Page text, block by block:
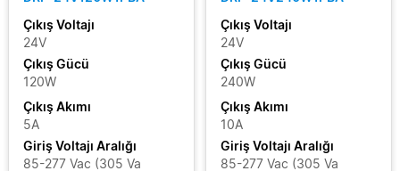
Çıkış Voltajı
24V
Çıkış Gücü
120W
Çıkış Akımı
5A
Giriş Voltajı Aralığı
85-277 Vac (305 Va
Çıkış Voltajı
24V
Çıkış Gücü
240W
Çıkış Akımı
10A
Giriş Voltajı Aralığı
85-277 Vac (305 Va